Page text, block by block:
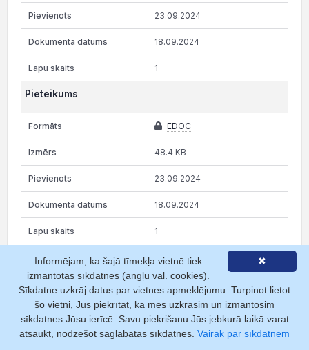
23.09.2024
18.09.2024
1
Pieteikums
EDOC
48.4 KB
23.09.2024
18.09.2024
1
Rāda 1 no 18 lapām
iepriekšējā 2
nākamā
✖
Informējam, ka šajā tīmekļa vietnē tiek
izmantotas sīkdatnes (angļu val. cookies).
Sīkdatne uzkrāj datus par vietnes apmeklējumu. Turpinot lietot
šo vietni, Jūs piekrītat, ka mēs uzkrāsim un izmantosim
sīkdatnes Jūsu ierīcē. Savu piekrišanu Jūs jebkurā laikā varat
atsaukt, nodzēšot saglabātās sīkdatnes. Vairāk par sīkdatnēm